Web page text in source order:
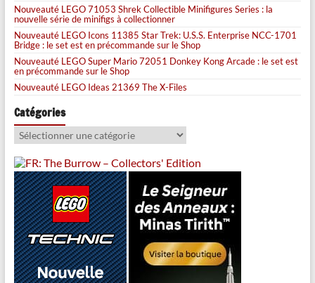
Nouveauté LEGO 71053 Shrek Collectible Minifigures Series : la
nouvelle série de minifigs à collectionner
Nouveauté LEGO Icons 11385 Star Trek: U.S.S. Enterprise NCC-1701
Bridge : le set est en précommande sur le Shop
Nouveauté LEGO Super Mario 72051 Donkey Kong Arcade : le set est
en précommande sur le Shop
Nouveauté LEGO Ideas 21369 The X-Files
Catégories
Catégories